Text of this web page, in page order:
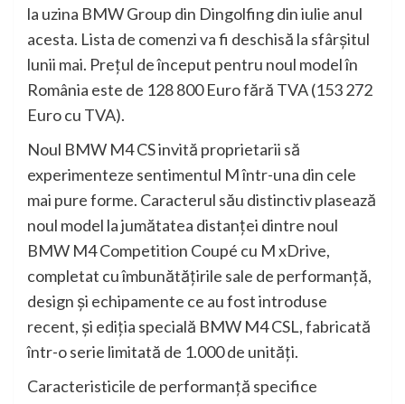
la uzina BMW Group din Dingolfing din iulie anul
acesta. Lista de comenzi va fi deschisă la sfârşitul
lunii mai. Preţul de început pentru noul model în
România este de 128 800 Euro fără TVA (153 272
Euro cu TVA).
Noul BMW M4 CS invită proprietarii să
experimenteze sentimentul M într-una din cele
mai pure forme. Caracterul său distinctiv plasează
noul model la jumătatea distanţei dintre noul
BMW M4 Competition Coupé cu M xDrive,
completat cu îmbunătăţirile sale de performanţă,
design şi echipamente ce au fost introduse
recent, şi ediţia specială BMW M4 CSL, fabricată
într-o serie limitată de 1.000 de unităţi.
Caracteristicile de performanţă specifice